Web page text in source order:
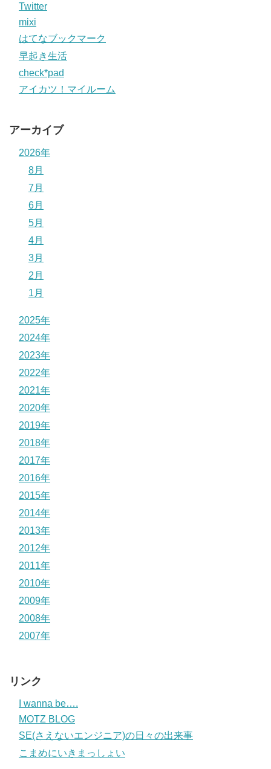
Twitter
mixi
はてなブックマーク
早起き生活
check*pad
アイカツ！マイルーム
アーカイブ
2026年
8月
7月
6月
5月
4月
3月
2月
1月
2025年
2024年
2023年
2022年
2021年
2020年
2019年
2018年
2017年
2016年
2015年
2014年
2013年
2012年
2011年
2010年
2009年
2008年
2007年
リンク
I wanna be….
MOTZ BLOG
SE(さえないエンジニア)の日々の出来事
こまめにいきまっしょい